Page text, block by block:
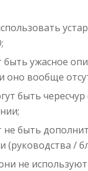
ужасное
оно вообще
быть
не быть
/
не